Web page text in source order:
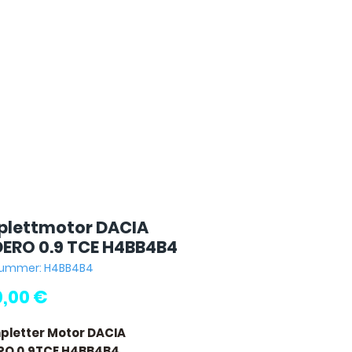
DACIA
0.9 TCE H4BB4B4
H4BB4B4
€
Motor DACIA